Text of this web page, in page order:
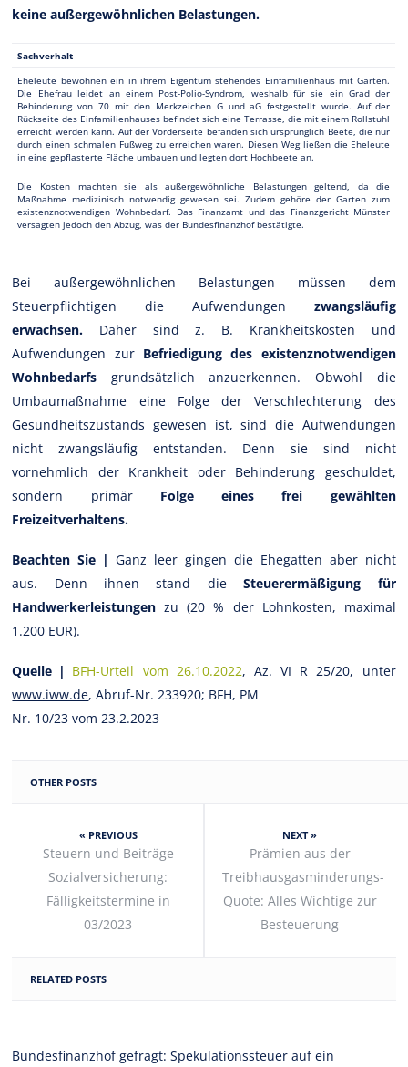
keine außergewöhnlichen Belastungen.
Sachverhalt
Eheleute bewohnen ein in ihrem Eigentum stehendes Einfamilienhaus mit Garten.
Die Ehefrau leidet an einem Post-Polio-Syndrom, weshalb für sie ein Grad der
Behinderung von 70 mit den Merkzeichen G und aG festgestellt wurde. Auf der
Rückseite des Einfamilienhauses befindet sich eine Terrasse, die mit einem Rollstuhl
erreicht werden kann. Auf der Vorderseite befanden sich ursprünglich Beete, die nur
durch einen schmalen Fußweg zu erreichen waren. Diesen Weg ließen die Eheleute
in eine gepflasterte Fläche umbauen und legten dort Hochbeete an.
Die Kosten machten sie als außergewöhnliche Belastungen geltend, da die
Maßnahme medizinisch notwendig gewesen sei. Zudem gehöre der Garten zum
existenznotwendigen Wohnbedarf. Das Finanzamt und das Finanzgericht Münster
versagten jedoch den Abzug, was der Bundesfinanzhof bestätigte.
Bei außergewöhnlichen Belastungen müssen dem
Steuerpflichtigen die Aufwendungen zwangsläufig
erwachsen. Daher sind z. B. Krankheitskosten und
Aufwendungen zur Befriedigung des existenznotwendigen
Wohnbedarfs grundsätzlich anzuerkennen. Obwohl die
Umbaumaßnahme eine Folge der Verschlechterung des
Gesundheitszustands gewesen ist, sind die Aufwendungen
nicht zwangsläufig entstanden. Denn sie sind nicht
vornehmlich der Krankheit oder Behinderung geschuldet,
sondern primär Folge eines frei gewählten
Freizeitverhaltens.
Beachten Sie | Ganz leer gingen die Ehegatten aber nicht
aus. Denn ihnen stand dieSteuerermäßigung für
Handwerkerleistungen zu (20 % der Lohnkosten, maximal
1.200 EUR).
Quelle | BFH-Urteil vom 26.10.2022, Az. VI R 25/20, unter
www.iww.de, Abruf-Nr. 233920; BFH, PM
Nr. 10/23 vom 23.2.2023
OTHER POSTS
« PREVIOUS
Steuern und Beiträge
Sozialversicherung:
Fälligkeitstermine in
03/2023
NEXT »
Prämien aus der
Treibhausgasminderungs-
Quote: Alles Wichtige zur
Besteuerung
RELATED POSTS
Bundesfinanzhof gefragt: Spekulationssteuer auf ein